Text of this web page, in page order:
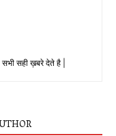
सही ख़बरे देते है |